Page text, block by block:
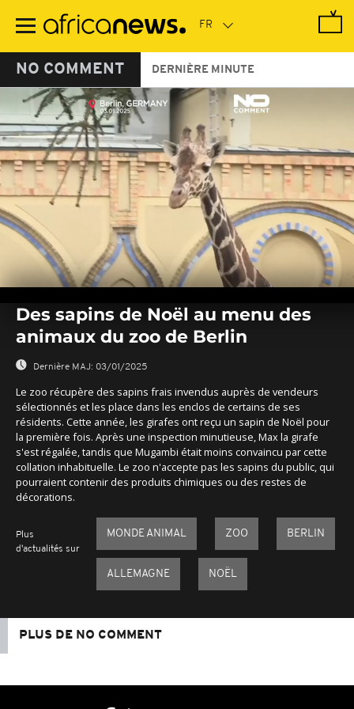
contenu
NO COMMENT DERNIÈRE MINUTE
seconds
seconds
Des sapins de Noël au menu des
animaux du zoo de Berlin
Dernière MAJ: 03/01/2025
Le zoo récupère des sapins frais invendus auprès de vendeurs
sélectionnés et les place dans les enclos de certains de ses
résidents. Cette année, les girafes ont reçu un sapin de Noël pour
la première fois. Après une inspection minutieuse, Max la girafe
s'est régalée, tandis que Mugambi était moins convaincu par cette
collation inhabituelle. Le zoo n'accepte pas les sapins du public, qui
pourraient contenir des produits chimiques ou des restes de
décorations.
Plus
d'actualités sur
MONDE ANIMAL ZOO BERLIN
ALLEMAGNE NOËL
PLUS DE NO COMMENT